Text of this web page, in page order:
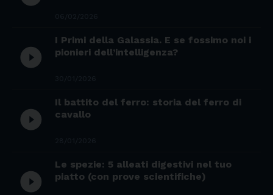
play_circle_filled
I Primi della Galassia. E se fossimo noi i
pionieri dell’intelligenza?
play_circle_filled
Il battito del ferro: storia del ferro di
cavallo
play_circle_filled
Le spezie: 5 alleati digestivi nel tuo
piatto (con prove scientifiche)